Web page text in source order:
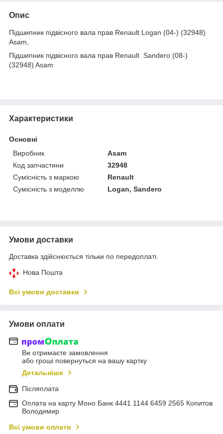
Опис
Підшипник підвісного вала прав Renault Logan (04-) (32948)
Asam,
Підшипник підвісного вала прав Renault Sandero (08-)
(32948) Asam
Характеристики
Основні
Виробник
Asam
Код запчастини
32948
Сумісність з маркою
Renault
Сумісність з моделлю
Logan, Sandero
Умови доставки
Доставка здійснюється тільки по передоплаті.
Нова Пошта
Всі умови доставки
Умови оплати
Ви отримаєте замовлення
або гроші повернуться на вашу картку
Детальніше
Післяплата
Оплата на карту Моно Банк 4441 1144 6459 2565 Копитов
Володимир
Всі умови оплати